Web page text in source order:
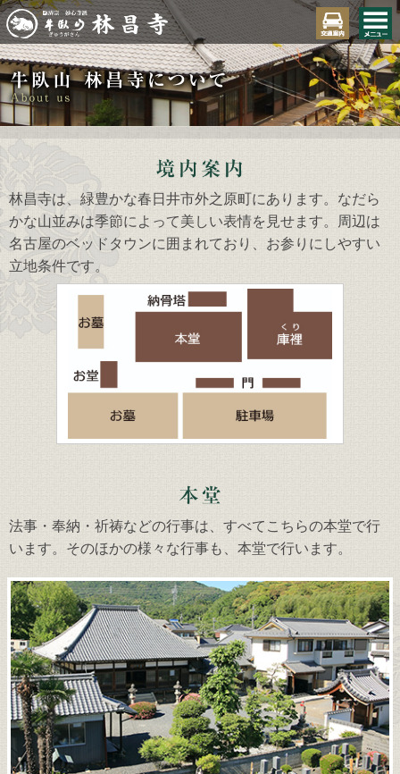
林昌寺は、緑豊かな春日井市外之原町にあります。なだら
かな山並みは季節によって美しい表情を見せます。周辺は
名古屋のベッドタウンに囲まれており、お参りにしやすい
立地条件です。
法事・奉納・祈祷などの行事は、すべてこちらの本堂で行
います。そのほかの様々な行事も、本堂で行います。